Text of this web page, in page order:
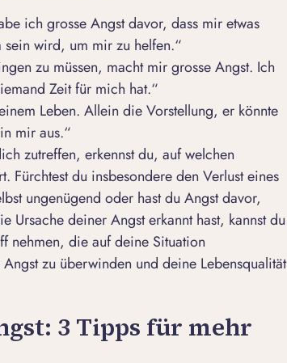
ich grosse Angst davor, dass mir etwas
sein wird, um mir zu helfen.“
zu müssen, macht mir grosse Angst. Ich
Zeit für mich hat.“
Leben. Allein die Vorstellung, er könnte
mir aus.“
zutreffen, erkennst du, auf welchen
Fürchtest du insbesondere den Verlust eines
ungenügend oder hast du Angst davor,
Ursache deiner Angst erkannt hast, kannst du
nehmen, die auf deine Situation
zu überwinden und deine Lebensqualität
3 Tipps für mehr